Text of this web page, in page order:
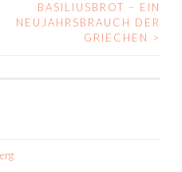
BASILIUSBROT – EIN
NEUJAHRSBRAUCH DER
GRIECHEN
>